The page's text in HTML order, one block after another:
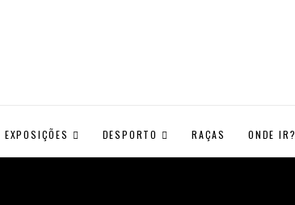
EXPOSIÇÕES DESPORTO RAÇAS ONDE IR?